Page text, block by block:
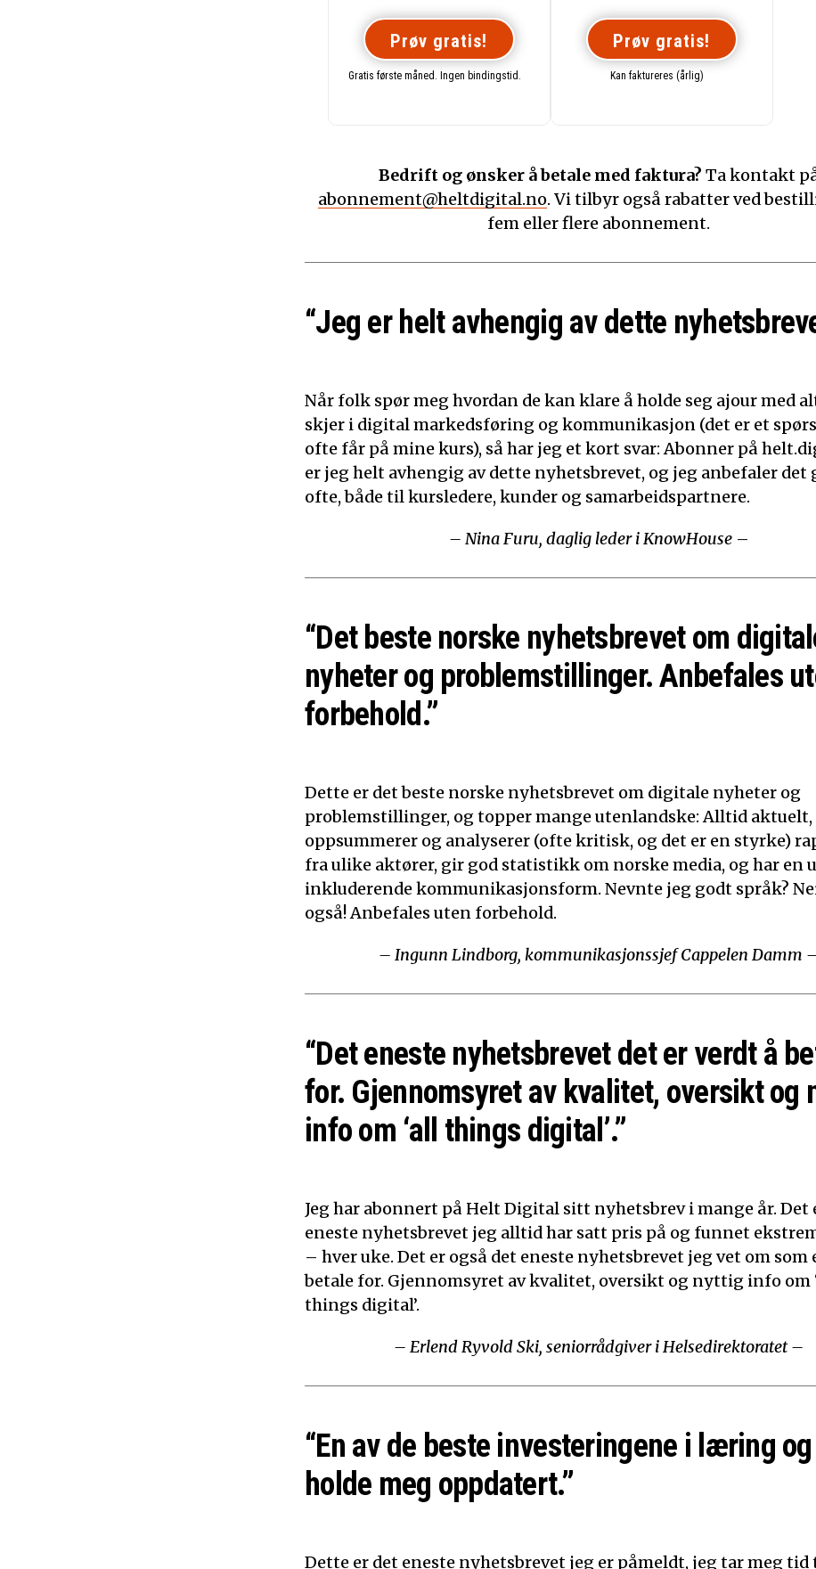
Prøv gratis!
Gratis første måned. Ingen bindingstid.
Prøv gratis!
Kan faktureres (årlig)
Bedrift og ønsker å betale med faktura? Ta kontakt
abonnement@heltdigital.no. Vi tilbyr også rabatter ved
fem eller flere abonnement.
“Jeg er helt avhengig av dette
Når folk spør meg hvordan de kan klare å holde seg ajour med
skjer i digital markedsføring og kommunikasjon (det er et
ofte får på mine kurs), så har jeg et kort svar: Abonner på
er jeg helt avhengig av dette nyhetsbrevet, og jeg anbefaler det
ofte, både til kursledere, kunder og samarbeidspartnere.
– Nina Furu, daglig leder i KnowHouse–
“Det beste norske nyhetsbrevet om
nyheter og problemstillinger. Anbefales
forbehold.”
Dette er det beste norske nyhetsbrevet om digitale nyheter og
problemstillinger, og topper mange utenlandske: Alltid
oppsummerer og analyserer (ofte kritisk, og det er en styrke)
fra ulike aktører, gir god statistikk om norske media, og har en
inkluderende kommunikasjonsform. Nevnte jeg godt språk?
også! Anbefales uten forbehold.
– Ingunn Lindborg, kommunikasjonssjef Cappelen Damm
“Det eneste nyhetsbrevet det er verdt å
for. Gjennomsyret av kvalitet, oversikt og
info om ‘all things digital’.”
Jeg har abonnert på Helt Digital sitt nyhetsbrev i mange år. Det
eneste nyhetsbrevet jeg alltid har satt pris på og funnet
– hver uke. Det er også det eneste nyhetsbrevet jeg vet om som
betale for. Gjennomsyret av kvalitet, oversikt og nyttig info om
things digital’.
– Erlend Ryvold Ski, seniorrådgiver i Helsedirektoratet –
“En av de beste investeringene i læring
holde meg oppdatert.”
Dette er det eneste nyhetsbrevet jeg er påmeldt, jeg tar meg tid